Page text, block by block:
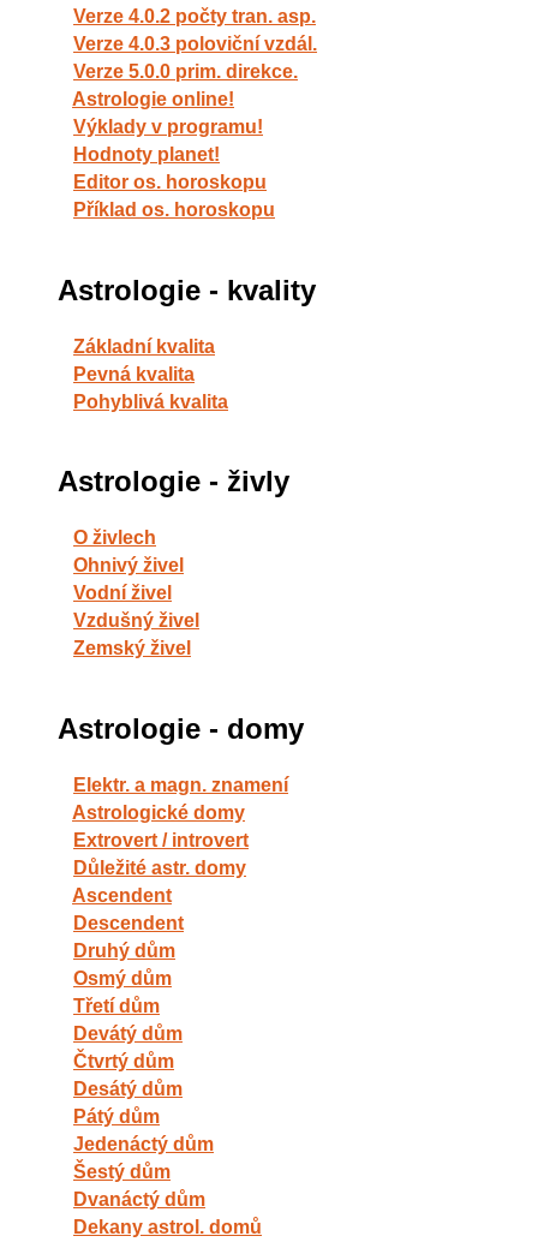
Verze 4.0.2 počty tran. asp.
Verze 4.0.3 poloviční vzdál.
Verze 5.0.0 prim. direkce.
Astrologie online!
Výklady v programu!
Hodnoty planet!
Editor os. horoskopu
Příklad os. horoskopu
Astrologie - kvality
Základní kvalita
Pevná kvalita
Pohyblivá kvalita
Astrologie - živly
O živlech
Ohnivý živel
Vodní živel
Vzdušný živel
Zemský živel
Astrologie - domy
Elektr. a magn. znamení
Astrologické domy
Extrovert / introvert
Důležité astr. domy
Ascendent
Descendent
Druhý dům
Osmý dům
Třetí dům
Devátý dům
Čtvrtý dům
Desátý dům
Pátý dům
Jedenáctý dům
Šestý dům
Dvanáctý dům
Dekany astrol. domů